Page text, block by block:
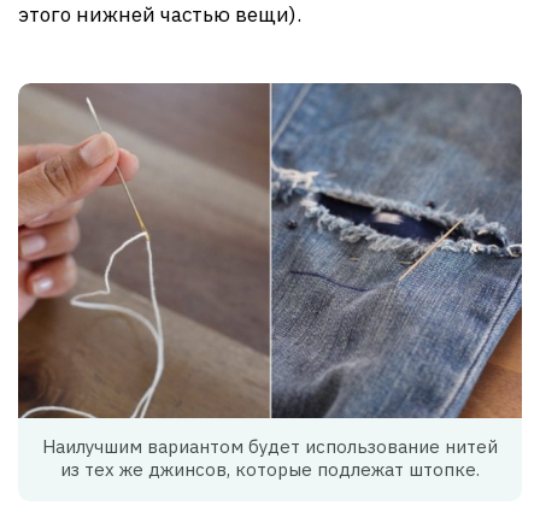
этого нижней частью вещи).
Наилучшим вариантом будет использование нитей
из тех же джинсов, которые подлежат штопке.